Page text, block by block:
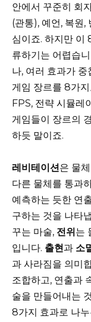
안에서 꾸준히 회
(관통), 예언, 복원,
심이죠. 하지만 이
류하기는 어렵습
나, 여러 효과가
게임 장르를 8가
FPS, 전략 시뮬레
게임들이 장르의
하듯 말이죠.
레비테이션은 물
다른 물체를 통과
예측하는 듯한 연
구하는 것을 나타
꾸는 마술, 전위는
입니다. 출현과 소
과 사라짐을 의미
조합하고, 연출과
술을 만들어내는
8가지 효과로 나